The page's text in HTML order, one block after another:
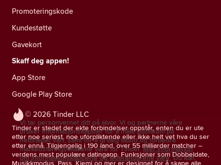
© 2026 Tinder LLC
Tinder er stedet der ekte forbindelser oppstår, enten du er ute
etter noe seriøst, noe uforpliktende eller ikke helt vet hva du ser
etter ennå. Tilgjengelig i 190 land, over 55 milliarder matcher –
verdens mest populære datingapp. Funksjoner som Dobbeldate,
Musikkmodus, Pass, Kjemi og mer er designet for å skape alle
Promoteringskode
Kundestøtte
Gavekort
Skaff deg appen!
App Store
Google Play Store
Vi tar personvernet ditt på alvor. Vi og partnerne våre
bruker informasjonskapsler for å måle publikum på
nettstedet vårt, samt for å gi deg tilbud og forbedre
markedsføringstiltakene våre for Tinder. Mer informasjon
om informasjonskapslene og leverandørene våre. Du kan